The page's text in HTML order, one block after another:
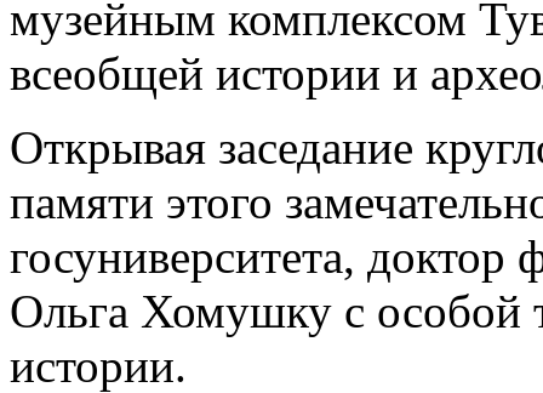
музейным комплексом
всеобщей истории и
Открывая заседание
памяти этого
госуниверситета,
Ольга Хомушку с особой
истории.